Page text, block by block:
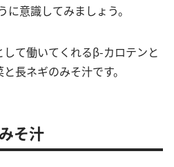
意識してみましょう。
て働いてくれるβ-カロテンと
長ネギのみそ汁です。
そ汁